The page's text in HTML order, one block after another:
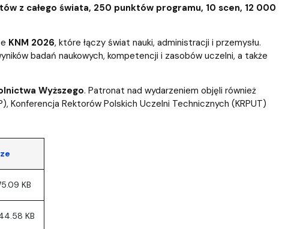
z całego świata, 250 punktów programu, 10 scen, 12 000
KNM 2026, które łączy świat nauki, administracji i przemysłu.
badań naukowych, kompetencji i zasobów uczelni, a także
Wyższego. Patronat nad wydarzeniem objęli również
Konferencja Rektorów Polskich Uczelni Technicznych (KRPUT)
KB
KB